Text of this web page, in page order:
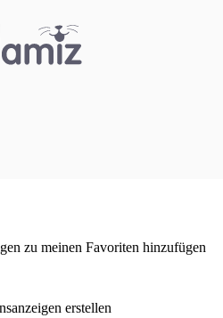
zu meinen Favoriten hinzufügen
erstellen